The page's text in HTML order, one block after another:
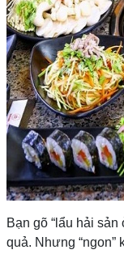
Bạn gõ “lẩu hải
quả. Nhưng